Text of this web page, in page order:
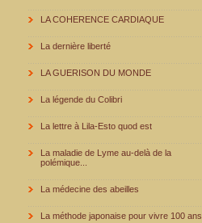
LA COHERENCE CARDIAQUE
La dernière liberté
LA GUERISON DU MONDE
La légende du Colibri
La lettre à Lila-Esto quod est
La maladie de Lyme au-delà de la
polémique...
La médecine des abeilles
La méthode japonaise pour vivre 100 ans